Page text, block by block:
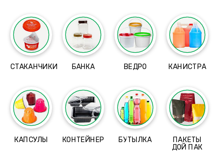
СТАКАНЧИКИ БАНКА ВЕДРО КАНИСТРА
КАПСУЛЫ КОНТЕЙНЕР БУТЫЛКА ПАКЕТЫ
ДОЙ ПАК